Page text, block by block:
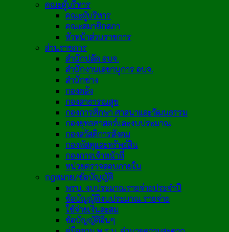
คณะผู้บริหาร
คณะผู้บริหาร
คณะสมาชิกสภา
หัวหน้าส่วนราชการ
ส่วนราชการ
สำนักปลัด อบจ.
สำนักงานเลขานุการ อบจ.
สำนักช่าง
กองคลัง
กองสาธารณสุข
กองการศึกษา ศาสนาและวัฒนธรรม
กองยุทธศาสตร์และงบประมาณ
กองสวัสดิการสังคม
กองพัสดุและทรัพย์สิน
กองการเจ้าหน้าที่
หน่วยตรวจสอบภายใน
กฎหมาย/ข้อบัญญัติ
พรบ. งบประมาณรายจ่ายประจำปี
ข้อบัญญัติงบประมาณ รายจ่าย
ใช้จ่ายเงินสะสม
ข้อบัญญัติอื่นๆ